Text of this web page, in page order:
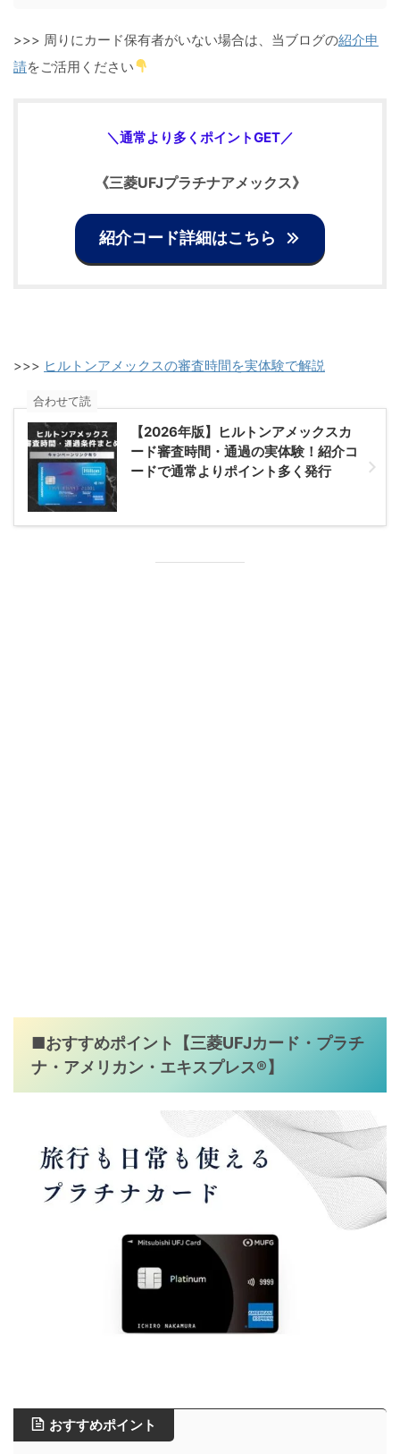
>>> 周りにカード保有者がいない場合は、当ブログの紹介申
請をご活用ください
＼通常より多くポイントGET／
《三菱UFJプラチナアメックス》
紹介コード詳細はこちら
>>> ヒルトンアメックスの審査時間を実体験で解説
【2026年版】ヒルトンアメックスカ
ード審査時間・通過の実体験！紹介コ
ードで通常よりポイント多く発行
合わせて読
■おすすめポイント【三菱UFJカード・プラチ
ナ・アメリカン・エキスプレス®】
おすすめポイント